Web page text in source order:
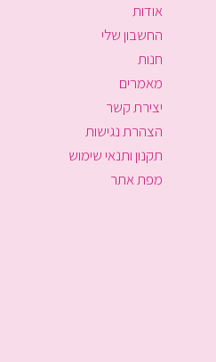
אודות
החשבון שלי
חנות
מאמרים
יצירת קשר
הצהרת נגישות
תקנון ותנאי שימוש
מפת אתר